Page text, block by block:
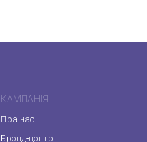
КАМПАНІЯ
Пра нас
Брэнд-цэнтр